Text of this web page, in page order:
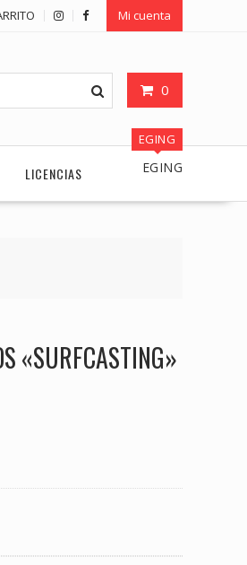
Mi cuenta
0
LICENCIAS
EGING
EGING
«SURFCASTING»